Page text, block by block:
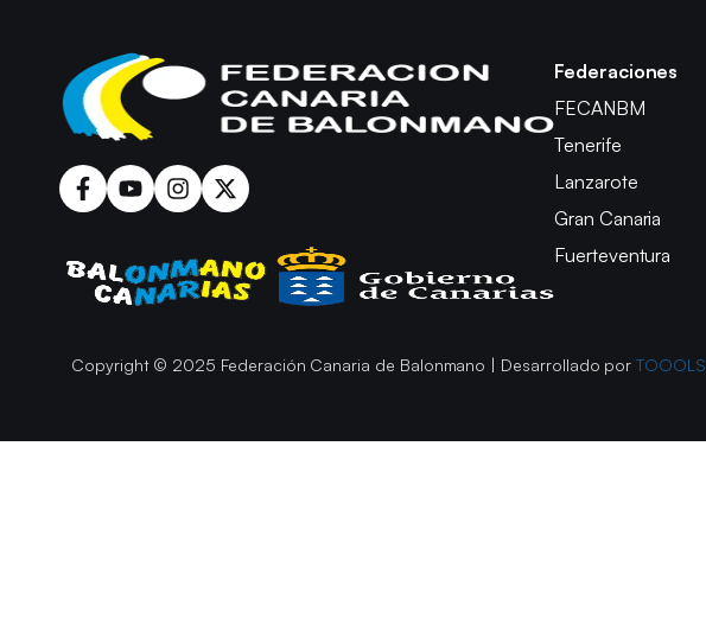
Federaciones
FECANBM
Tenerife
Lanzarote
Gran Canaria
Fuerteventura
Copyright © 2025 Federación Canaria de Balonmano | Desarrollado porTOOOLS